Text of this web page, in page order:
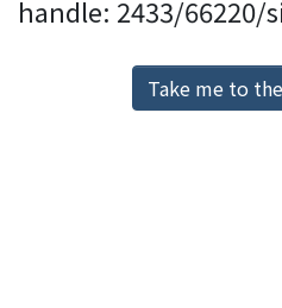
Browse
Download Ranking
handle: 2433/66220/
Take me to